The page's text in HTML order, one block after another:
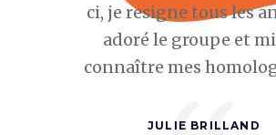
ci, je resigne tous les
adoré le groupe et
connaître mes
JULIE BRILLAND